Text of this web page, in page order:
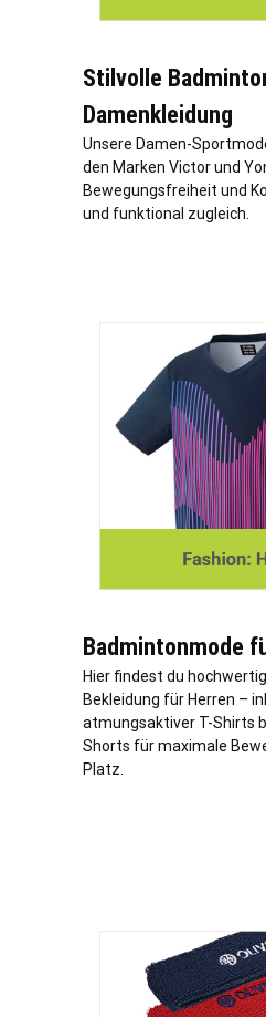
Stilvolle
Damenkleidung
Unsere Damen-
den Marken Victor und
Bewegungsfreiheit und
und funktional zugleich.
Badmintonmode
Hier findest du
Bekleidung für Herren –
atmungsaktiver T-Shirts
Shorts für maximale
Platz.